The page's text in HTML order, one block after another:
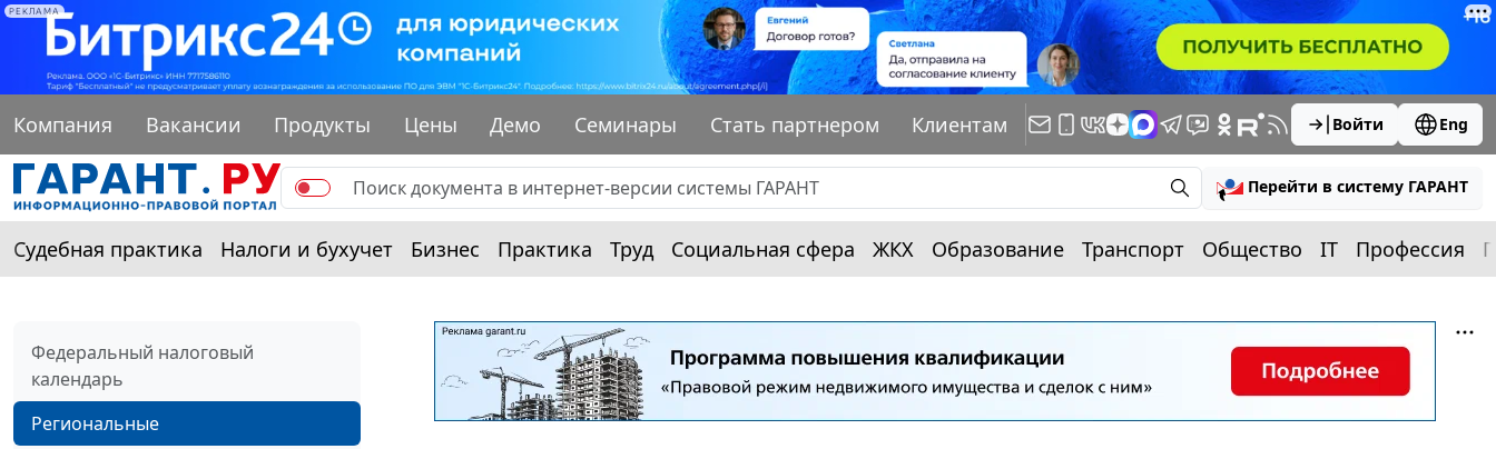
РЕКЛАМА
Компания Вакансии Продукты Цены Демо Семинары Стать партнером Клиентам Войти Eng
Перейти в систему ГАРАНТ
Судебная практика Налоги и бухучет Бизнес Практика Труд Социальная сфера ЖКХ Образование Транспорт Общество IT Профессия
Федеральный налоговый
календарь
Региональные